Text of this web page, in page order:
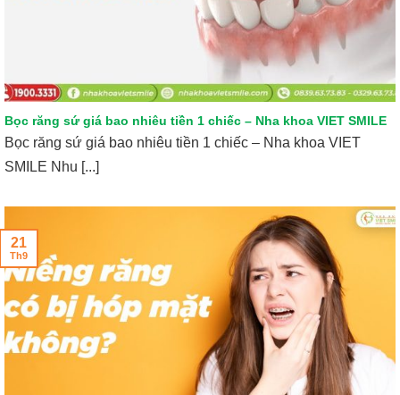
Bọc răng sứ giá bao nhiêu tiền 1 chiếc – Nha khoa VIET SMILE
Bọc răng sứ giá bao nhiêu tiền 1 chiếc – Nha khoa VIET
SMILE Nhu [...]
21
Th9